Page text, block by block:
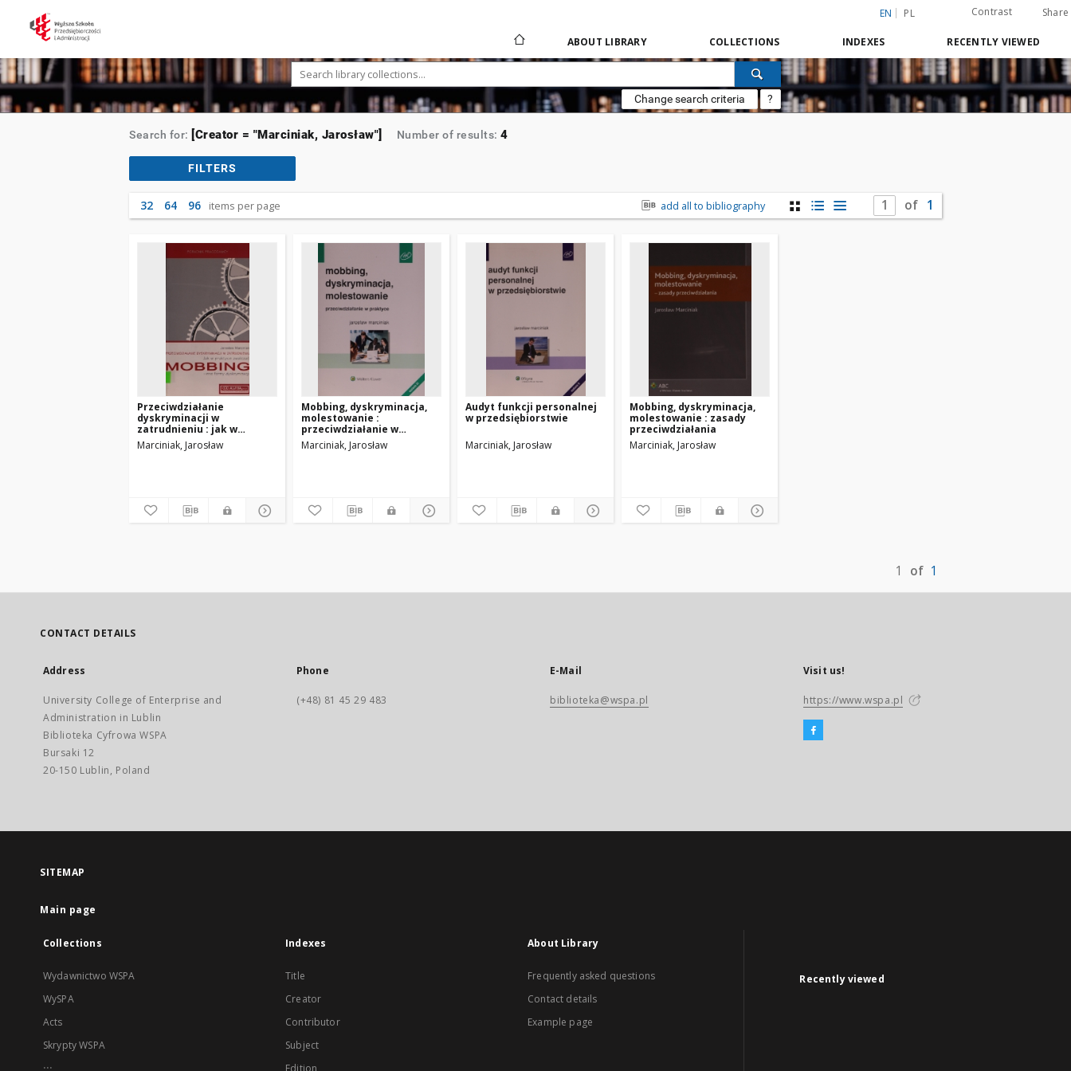
EN PL Contrast Share
ABOUT LIBRARY COLLECTIONS INDEXES RECENTLY VIEWED
Change search criteria ?
Search for: [Creator = "Marciniak, Jarosław"] Number of results: 4
FILTERS
32 64 96 items per page add all to bibliography of 1
Przeciwdziałanie
dyskryminacji w
zatrudnieniu : jak w
praktyce zwalczać
mobbing i inne formy
Marciniak, Jarosław
Mobbing, dyskryminacja,
molestowanie :
przeciwdziałanie w
praktyce
Marciniak, Jarosław
Audyt funkcji personalnej
w przedsiębiorstwie
Marciniak, Jarosław
Mobbing, dyskryminacja,
molestowanie : zasady
przeciwdziałania
Marciniak, Jarosław
1 of 1
CONTACT DETAILS
Address
University College of Enterprise and
Administration in Lublin
Biblioteka Cyfrowa WSPA
Bursaki 12
20-150 Lublin, Poland
Phone
(+48) 81 45 29 483
E-Mail
biblioteka@wspa.pl
Visit us!
https://www.wspa.pl
SITEMAP
Main page
Collections
Wydawnictwo WSPA
WySPA
Acts
Skrypty WSPA
...
Indexes
Title
Creator
Contributor
Subject
Edition
About Library
Frequently asked questions
Contact details
Example page
Recently viewed